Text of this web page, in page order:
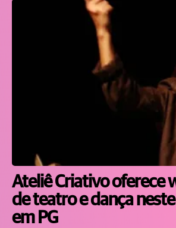
Ateliê Criativo oferece
de teatro e dança
em PG